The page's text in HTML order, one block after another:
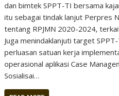
dan bimtek SPPT-TI bersama
itu sebagai tindak lanjut Perpres
tentang RPJMN 2020-2024,
Juga menindaklanjuti target
perluasan satuan kerja
operasional aplikasi Case
Sosialisai…